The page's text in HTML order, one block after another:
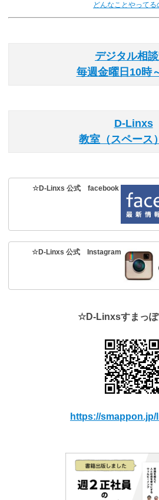
どんなことやってる
デジタル相
毎週金曜日10時
D-Linxs
教室（スペース
☆D-Linxs 公式 facebook
☆D-Linxs 公式 Instagram
☆D-Linxsすまっ
https://smappon.jp/